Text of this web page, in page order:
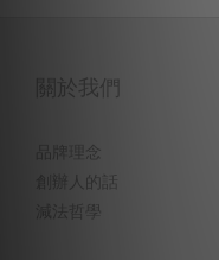
關於我們
品牌理念
創辦人的話
減法哲學